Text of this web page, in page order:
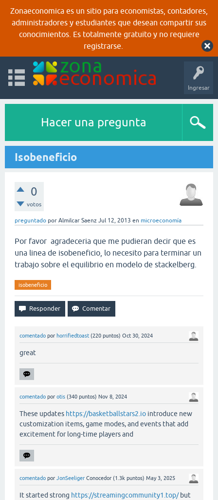
Zonaeconomica es un sitio para economistas, contadores,
administradores y estudiantes que desean compartir sus
conocimientos. Es totalmente gratuito y no requiere
registrarse.
Ingresar
Hacer una pregunta
Isobeneficio
0
votos
preguntado por Almilcar Saenz Jul 12, 2013 en microeconomía
Por favor agradeceria que me pudieran decir que es
una linea de isobeneficio, lo necesito para terminar un
trabajo sobre el equilibrio en modelo de stackelberg.
isobeneficio
comentado por horrifiedtoast (220 puntos) Oct 30, 2024
great
comentado por otis (340 puntos) Nov 8, 2024
These updates https://basketballstars2.io introduce new
customization items, game modes, and events that add
excitement for long-time players and
comentado por JonSeeliger Conocedor (1.3k puntos) May 3, 2025
It started strong https://streamingcommunity1.top/but